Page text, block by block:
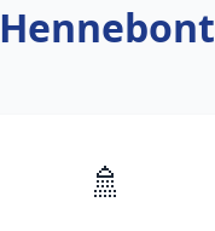
Hennebont
🚿